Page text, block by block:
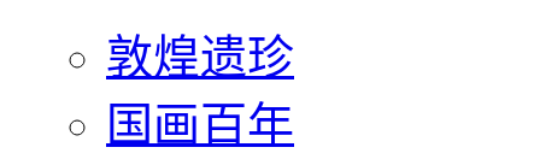
敦煌遗珍
国画百年